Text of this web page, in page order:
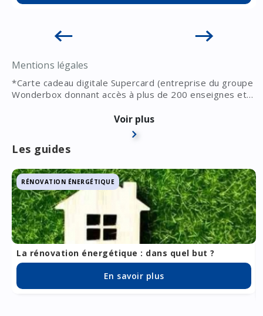
Mentions légales
*Carte cadeau digitale Supercard (entreprise du groupe
Wonderbox donnant accès à plus de 200 enseignes et
(Maisons du Monde, Conforama, Ikea...) après réalisation
des travaux par le courtier en travaux La Maison Des
Voir plus
Les guides
RÉNOVATION ÉNERGÉTIQUE
La rénovation énergétique : dans quel but ?
En savoir plus